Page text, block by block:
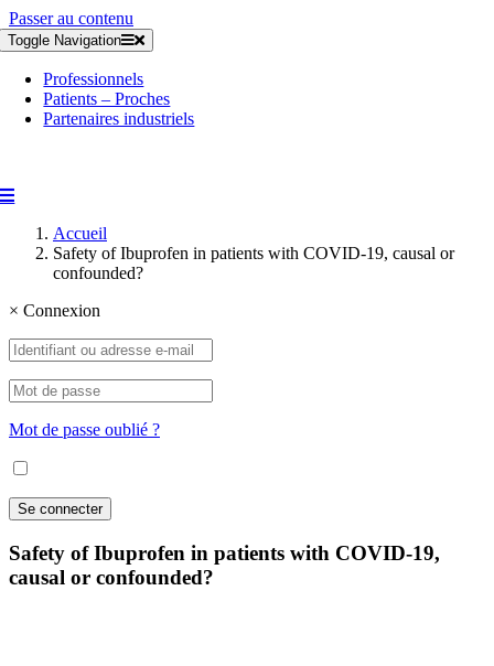
Passer au contenu
Toggle Navigation
Professionnels
Patients – Proches
Partenaires industriels
Accueil
Safety of Ibuprofen in patients with COVID-19, causal or
confounded?
× Connexion
Mot de passe oublié ?
Safety of Ibuprofen in patients with COVID-19,
causal or confounded?